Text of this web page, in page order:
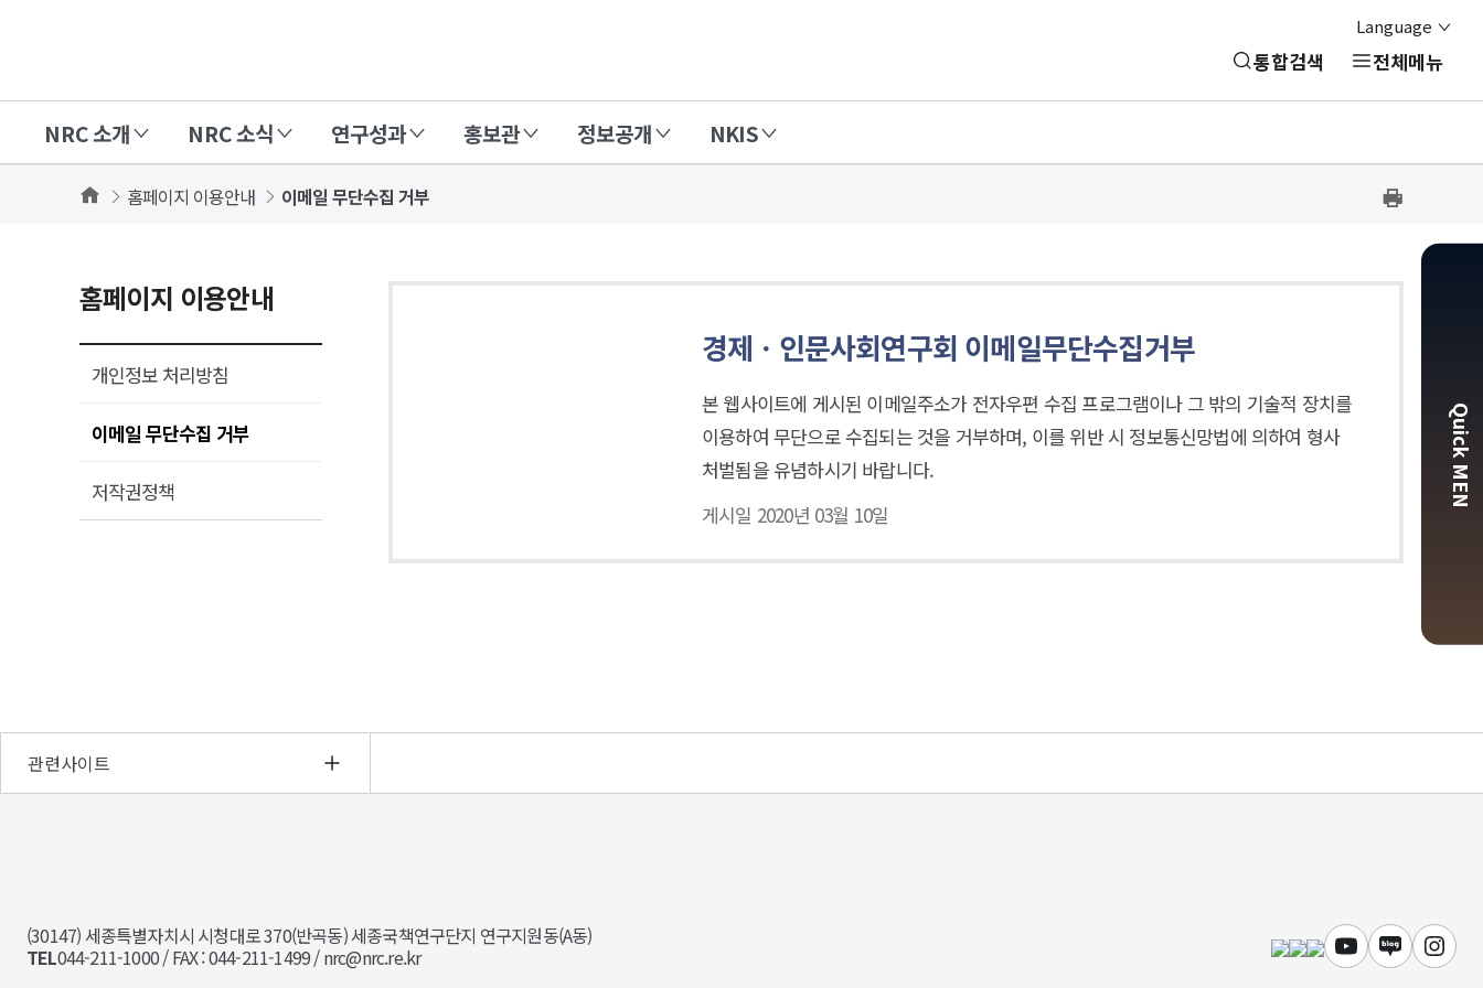
Language
인
문
(NRC)
통합검색 전체메뉴
NRC 소개 NRC 소식 연구성과 홍보관 정보공개 NKIS
Home홈페이지 이용안내 이메일 무단수집 거부
프
하
홈페이지 이용안내
개인정보 처리방침
이메일 무단수집 거부
저작권정책
경제ㆍ인문사회연구회 이메일무단수집거부
본 웹사이트에 게시된 이메일주소가 전자우편 수집 프로그램이나 그 밖의 기술적 장치를
이용하여 무단으로 수집되는 것을 거부하며, 이를 위반 시 정보통신망법에 의하여 형사
처벌됨을 유념하시기 바랍니다.
게시일 2020년 03월 10일
Quick MEN
관련사이트
문
사
(30147) 세종특별자치시 시청대로 370(반곡동) 세종국책연구단지 연구지원동(A동)
TEL044-211-1000 / FAX : 044-211-1499 / nrc@nrc.re.kr 유튜브블로그인스